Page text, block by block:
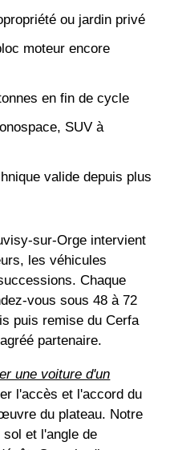
ou jardin privé
moteur encore
en fin de cycle
SUV à
valide depuis plus
sur-Orge intervient
les véhicules
Chaque
vous sous 48 à 72
puis remise du Cerfa
partenaire.
une voiture d'un
l'accès et l'accord du
du plateau. Notre
et l'angle de